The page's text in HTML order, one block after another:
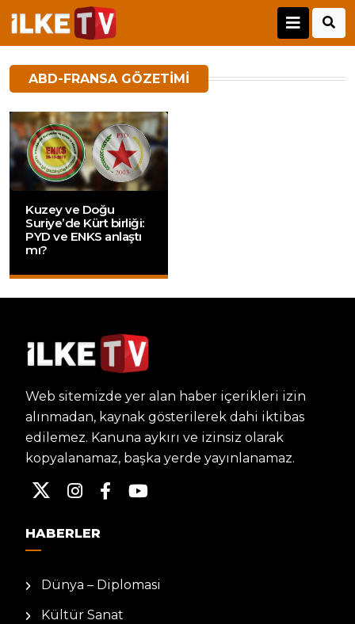
ABD-FRANSA GÖZETIMI
Kuzey ve Doğu
Suriye’de Kürt birliği:
PYD ve ENKS anlaştı
mı?
Web sitemizde yer alan haber içerikleri izin
alınmadan, kaynak gösterilerek dahi iktibas
edilemez. Kanuna aykırı ve izinsiz olarak
kopyalanamaz, başka yerde yayınlanamaz.
HABERLER
Dünya – Diplomasi
Kültür Sanat